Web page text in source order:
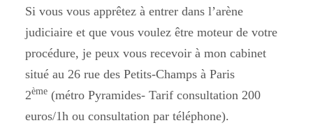
Si vous vous apprêtez à entrer dans l’arène
judiciaire et que vous voulez être moteur de votre
procédure, je peux vous recevoir à mon cabinet
situé au 26 rue des Petits-Champs à Paris
2ème (métro Pyramides- Tarif consultation 200
euros/1h ou consultation par téléphone).